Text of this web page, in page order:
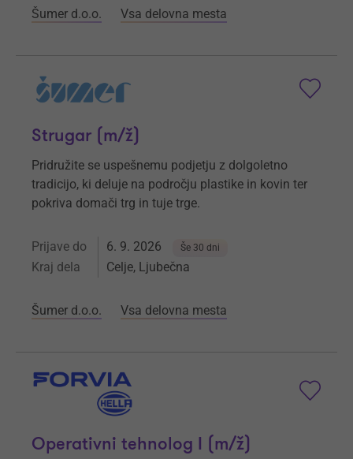
Šumer d.o.o. Vsa delovna mesta
Strugar (m/ž)
Pridružite se uspešnemu podjetju z dolgoletno
tradicijo, ki deluje na področju plastike in kovin ter
pokriva domači trg in tuje trge.
Prijave do 6. 9. 2026 Še 30 dni
Kraj dela Celje, Ljubečna
Šumer d.o.o. Vsa delovna mesta
Operativni tehnolog I (m/ž)